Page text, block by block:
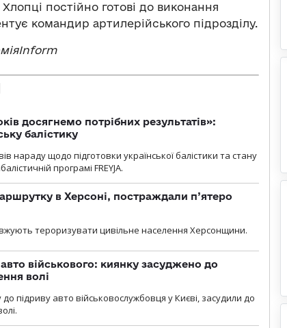
постійно готові до виконання
командир артилерійського підрозділу.
досягнемо потрібних результатів»:
балістику
нараду щодо підготовки української балістики та стану
програмі FREYJA.
в Херсоні, постраждали п’ятеро
тероризувати цивільне населення Херсонщини.
військового: киянку засуджено до
волі
підриву авто військовослужбовця у Києві, засудили до